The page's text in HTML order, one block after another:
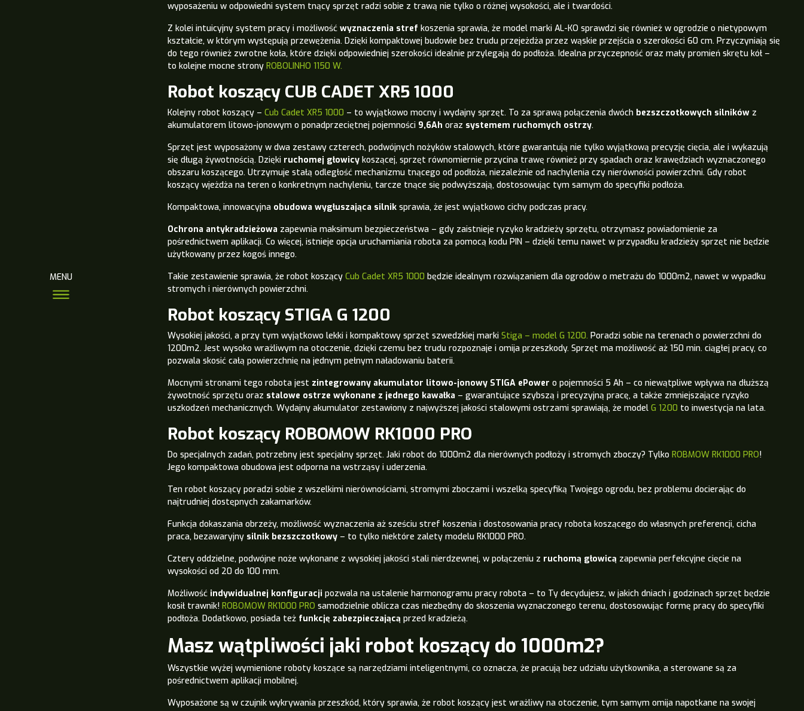
MENU
wyposażeniu w odpowiedni system tnący sprzęt radzi sobie z trawą nie tylko o różnej wysokości, ale i twardości.
Z kolei intuicyjny system pracy i możliwość wyznaczenia stref koszenia sprawia, że model marki AL-KO sprawdzi się również w ogrodzie o nietypowym
kształcie, w którym występują przewężenia. Dzięki kompaktowej budowie bez trudu przejeżdża przez wąskie przejścia o szerokości 60 cm. Przyczyniają się
do tego również zwrotne koła, które dzięki odpowiedniej szerokości idealnie przylegają do podłoża. Idealna przyczepność oraz mały promień skrętu kół –
to kolejne mocne strony ROBOLINHO 1150 W.
Robot koszący CUB CADET XR5 1000
Kolejny robot koszący – Cub Cadet XR5 1000 – to wyjątkowo mocny i wydajny sprzęt. To za sprawą połączenia dwóch bezszczotkowych silników z
akumulatorem litowo-jonowym o ponadprzeciętnej pojemności 9,6Ah oraz systemem ruchomych ostrzy.
Sprzęt jest wyposażony w dwa zestawy czterech, podwójnych nożyków stalowych, które gwarantują nie tylko wyjątkową precyzję cięcia, ale i wykazują
się długą żywotnością. Dzięki ruchomej głowicy koszącej, sprzęt równomiernie przycina trawę również przy spadach oraz krawędziach wyznaczonego
obszaru koszącego. Utrzymuje stałą odległość mechanizmu tnącego od podłoża, niezależnie od nachylenia czy nierówności powierzchni. Gdy robot
koszący wjeżdża na teren o konkretnym nachyleniu, tarcze tnące się podwyższają, dostosowując tym samym do specyfiki podłoża.
Kompaktowa, innowacyjna obudowa wygłuszająca silnik sprawia, że jest wyjątkowo cichy podczas pracy.
Ochrona antykradzieżowa zapewnia maksimum bezpieczeństwa – gdy zaistnieje ryzyko kradzieży sprzętu, otrzymasz powiadomienie za
pośrednictwem aplikacji. Co więcej, istnieje opcja uruchamiania robota za pomocą kodu PIN – dzięki temu nawet w przypadku kradzieży sprzęt nie będzie
użytkowany przez kogoś innego.
Takie zestawienie sprawia, że robot koszący Cub Cadet XR5 1000 będzie idealnym rozwiązaniem dla ogrodów o metrażu do 1000m2, nawet w wypadku
stromych i nierównych powierzchni.
Robot koszący STIGA G 1200
Wysokiej jakości, a przy tym wyjątkowo lekki i kompaktowy sprzęt szwedzkiej marki Stiga – model G 1200. Poradzi sobie na terenach o powierzchni do
1200m2. Jest wysoko wrażliwym na otoczenie, dzięki czemu bez trudu rozpoznaje i omija przeszkody. Sprzęt ma możliwość aż 150 min. ciągłej pracy, co
pozwala skosić całą powierzchnię na jednym pełnym naładowaniu baterii.
Mocnymi stronami tego robota jest zintegrowany akumulator litowo-jonowy STIGA ePower o pojemności 5 Ah – co niewątpliwe wpływa na dłuższą
żywotność sprzętu oraz stalowe ostrze wykonane z jednego kawałka – gwarantujące szybszą i precyzyjną pracę, a także zmniejszające ryzyko
uszkodzeń mechanicznych. Wydajny akumulator zestawiony z najwyższej jakości stalowymi ostrzami sprawiają, że model G 1200 to inwestycja na lata.
Robot koszący ROBOMOW RK1000 PRO
Do specjalnych zadań, potrzebny jest specjalny sprzęt. Jaki robot do 1000m2 dla nierównych podłoży i stromych zboczy? Tylko ROBMOW RK1000 PRO!
Jego kompaktowa obudowa jest odporna na wstrząsy i uderzenia.
Ten robot koszący poradzi sobie z wszelkimi nierównościami, stromymi zboczami i wszelką specyfiką Twojego ogrodu, bez problemu docierając do
najtrudniej dostępnych zakamarków.
Funkcja dokaszania obrzeży, możliwość wyznaczenia aż sześciu stref koszenia i dostosowania pracy robota koszącego do własnych preferencji, cicha
praca, bezawaryjny silnik bezszczotkowy – to tylko niektóre zalety modelu RK1000 PRO.
Cztery oddzielne, podwójne noże wykonane z wysokiej jakości stali nierdzewnej, w połączeniu z ruchomą głowicą zapewnia perfekcyjne cięcie na
wysokości od 20 do 100 mm.
Możliwość indywidualnej konfiguracji pozwala na ustalenie harmonogramu pracy robota – to Ty decydujesz, w jakich dniach i godzinach sprzęt będzie
kosił trawnik! ROBOMOW RK1000 PRO samodzielnie oblicza czas niezbędny do skoszenia wyznaczonego terenu, dostosowując formę pracy do specyfiki
podłoża. Dodatkowo, posiada też funkcję zabezpieczającą przed kradzieżą.
Masz wątpliwości jaki robot koszący do 1000m2?
Wszystkie wyżej wymienione roboty koszące są narzędziami inteligentnymi, co oznacza, że pracują bez udziału użytkownika, a sterowane są za
pośrednictwem aplikacji mobilnej.
Wyposażone są w czujnik wykrywania przeszkód, który sprawia, że robot koszący jest wrażliwy na otoczenie, tym samym omija napotkane na swojej